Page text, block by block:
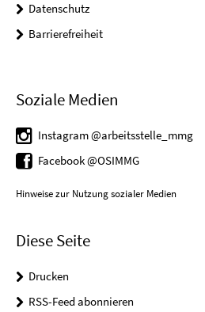
Datenschutz
Barrierefreiheit
Soziale Medien
Instagram @arbeitsstelle_mmg
Facebook @OSIMMG
Hinweise zur Nutzung sozialer Medien
Diese Seite
Drucken
RSS-Feed abonnieren